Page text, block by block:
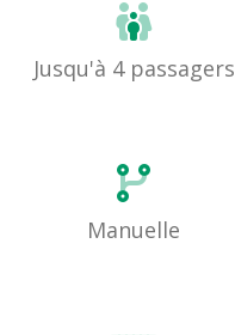
Jusqu'à 4 passagers
Manuelle